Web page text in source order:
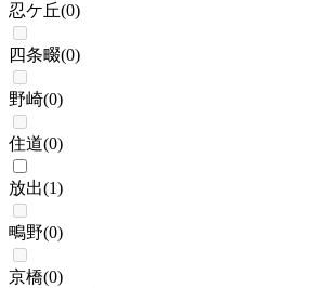
忍ケ丘(0)
四条畷(0)
野崎(0)
住道(0)
放出(1)
鴫野(0)
京橋(0)